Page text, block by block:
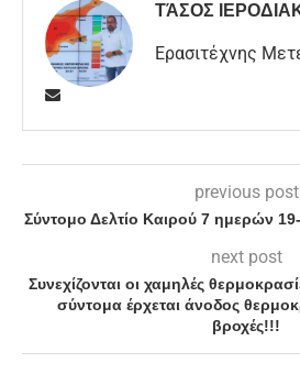
ΤΆΣΟΣ
Ερασιτέχνης
previous post
Σύντομο Δελτίο Καιρού 7 ημερών
next post
Συνεχίζονται οι χαμηλές
σύντομα έρχεται άνοδος
βροχές!!!